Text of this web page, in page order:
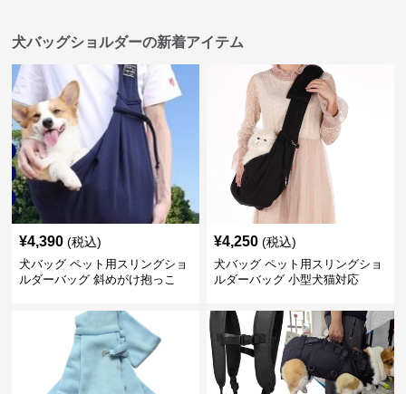
犬バッグショルダーの新着アイテム
¥4,390 (税込)
犬バッグ ペット用スリングショ
ルダーバッグ 斜めがけ抱っこ
¥4,250 (税込)
犬バッグ ペット用スリングショ
ルダーバッグ 小型犬猫対応